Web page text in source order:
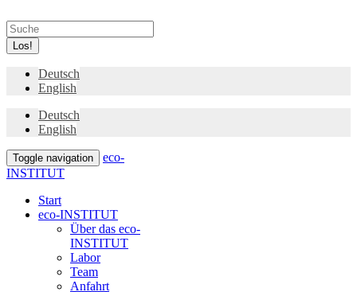
Los!
Deutsch
English
Deutsch
English
Toggle navigation
eco-
INSTITUT
Start
eco-INSTITUT
Über das eco-
INSTITUT
Labor
Team
Anfahrt